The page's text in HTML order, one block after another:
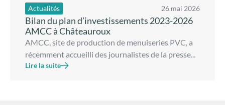
Actualités 26 mai 2026
Bilan du plan d’investissements 2023-2026
AMCC à Châteauroux
AMCC, site de production de menuiseries PVC, a
récemment accueilli des journalistes de la presse...
Lire la suite